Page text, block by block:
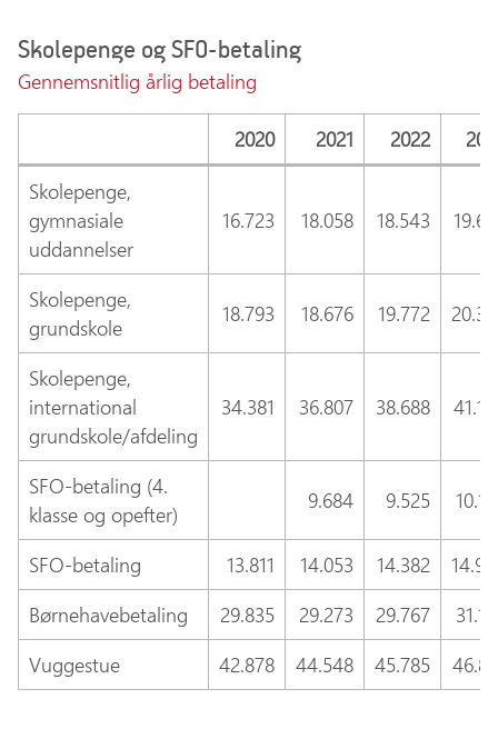
Skolepenge og SFO-betaling
Gennemsnitlig årlig betaling
2020 2021 2022
Skolepenge,
gymnasiale
uddannelser
16.723 18.058 18.543
Skolepenge,
grundskole
18.793 18.676 19.772
Skolepenge,
international
grundskole/afdeling
34.381 36.807 38.688
SFO-betaling (4.
klasse og opefter)
9.684 9.525
SFO-betaling 13.811 14.053 14.382
Børnehavebetaling
29.835 29.273 29.767
Vuggestue
42.878 44.548 45.785